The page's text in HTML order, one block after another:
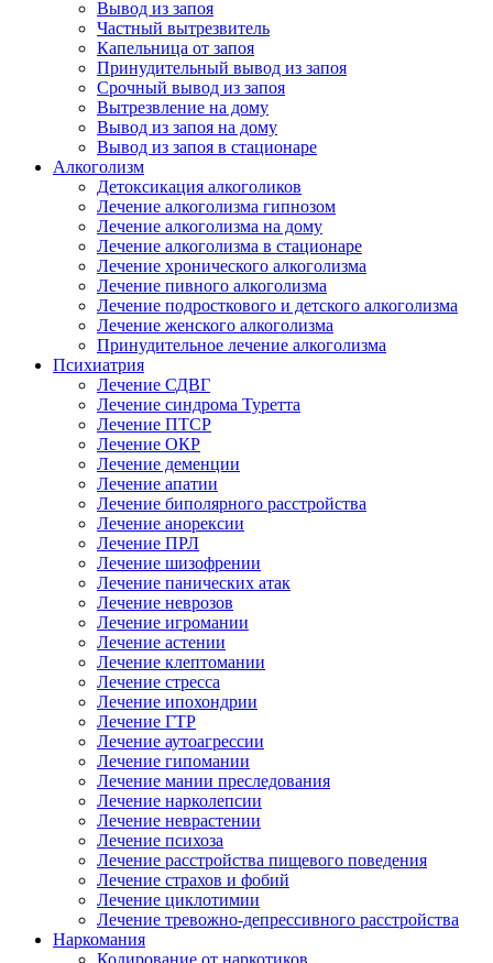
Вывод из запоя
Частный вытрезвитель
Капельница от запоя
Принудительный вывод из запоя
Срочный вывод из запоя
Вытрезвление на дому
Вывод из запоя на дому
Вывод из запоя в стационаре
Алкоголизм
Детоксикация алкоголиков
Лечение алкоголизма гипнозом
Лечение алкоголизма на дому
Лечение алкоголизма в стационаре
Лечение хронического алкоголизма
Лечение пивного алкоголизма
Лечение подросткового и детского алкоголизма
Лечение женского алкоголизма
Принудительное лечение алкоголизма
Психиатрия
Лечение СДВГ
Лечение синдрома Туретта
Лечение ПТСР
Лечение ОКР
Лечение деменции
Лечение апатии
Лечение биполярного расстройства
Лечение анорексии
Лечение ПРЛ
Лечение шизофрении
Лечение панических атак
Лечение неврозов
Лечение игромании
Лечение астении
Лечение клептомании
Лечение стресса
Лечение ипохондрии
Лечение ГТР
Лечение аутоагрессии
Лечение гипомании
Лечение мании преследования
Лечение нарколепсии
Лечение неврастении
Лечение психоза
Лечение расстройства пищевого поведения
Лечение страхов и фобий
Лечение циклотимии
Лечение тревожно-депрессивного расстройства
Наркомания
Кодирование от наркотиков